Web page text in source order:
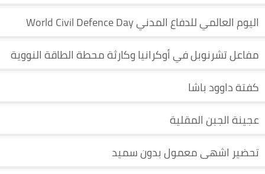
اليوم العالمي للدفاع المدني World Civil Defence Day
مفاعل تشرنوبل في أوكرانيا وكارثة محطة الطاقة النووية
كفتة داوود باشا
عجينة الجبن المقلية
تحضير اشهى معمول بدون سميد